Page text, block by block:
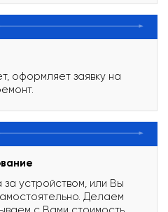
оформляет заявку на
устройством, или Вы
Делаем